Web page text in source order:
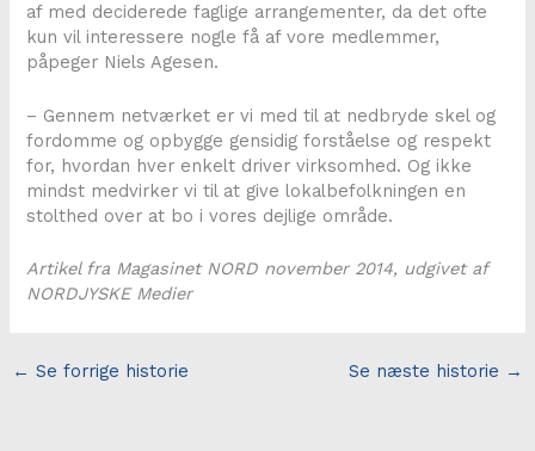
af med deciderede faglige arrangementer, da det ofte
kun vil interessere nogle få af vore medlemmer,
påpeger Niels Agesen.
– Gennem netværket er vi med til at nedbryde skel og
fordomme og opbygge gensidig forståelse og respekt
for, hvordan hver enkelt driver virksomhed. Og ikke
mindst medvirker vi til at give lokalbefolkningen en
stolthed over at bo i vores dejlige område.
Artikel fra Magasinet NORD november 2014, udgivet af
NORDJYSKE Medier
← Se forrige historie Se næste historie →